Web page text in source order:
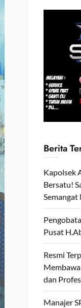
Berita
Kapolsek
Bersatu!
Semangat
Pusat
Resmi
dan
Manajer